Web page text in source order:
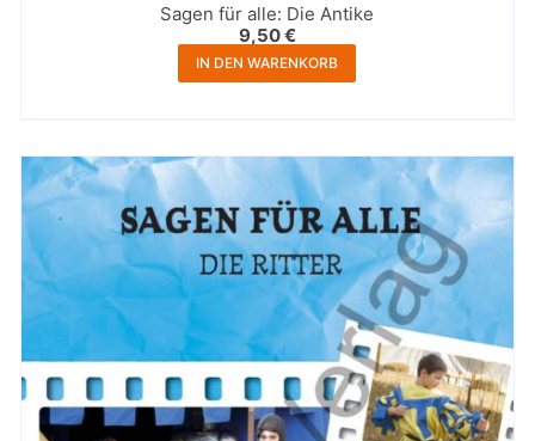
Sagen für alle: Die Antike
9,50€
IN DEN WARENKORB